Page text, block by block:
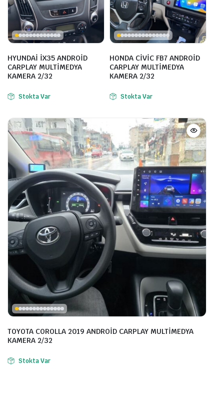
HYUNDAİ İX35 ANDROİD
CARPLAY MULTİMEDYA
KAMERA 2/32
Stokta Var
HONDA CİVİC FB7 ANDROİD
CARPLAY MULTİMEDYA
KAMERA 2/32
Stokta Var
TOYOTA COROLLA 2019 ANDROİD CARPLAY MULTİMEDYA
KAMERA 2/32
Stokta Var